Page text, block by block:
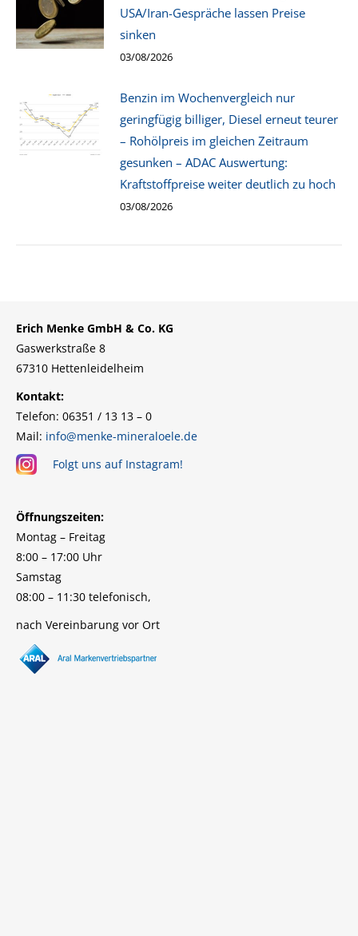
USA/Iran-Gespräche lassen Preise
sinken
03/08/2026
Benzin im Wochenvergleich nur
geringfügig billiger, Diesel erneut teurer
– Rohölpreis im gleichen Zeitraum
gesunken – ADAC Auswertung:
Kraftstoffpreise weiter deutlich zu hoch
03/08/2026
Erich Menke GmbH & Co. KG
Gaswerkstraße 8
67310 Hettenleidelheim
Kontakt:
Telefon: 06351 / 13 13 – 0
Mail: info@menke-mineraloele.de
Folgt uns auf Instagram!
Öffnungszeiten:
Montag – Freitag
8:00 – 17:00 Uhr
Samstag
08:00 – 11:30 telefonisch,
nach Vereinbarung vor Ort